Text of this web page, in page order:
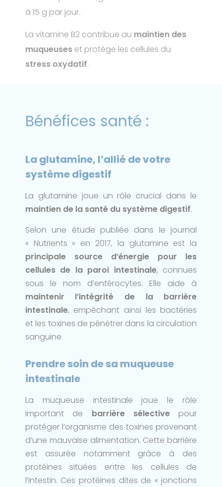
à 15 g par jour.
La vitamine B2 contribue au maintien des
muqueuseset protège les cellules du
stress oxydatif.
Bénéfices santé :
La glutamine, l’allié de votre
système digestif
La glutamine joue un rôle crucial dans le
maintien de la santé du système digestif.
Selon une étude publiée dans le journal
« Nutrients » en 2017, la glutamine est la
principale source d’énergie pour les
cellules de la paroi intestinale, connues
sous le nom d’entérocytes. Elle aide à
maintenir l’intégrité de la barrière
intestinale, empêchant ainsi les bactéries
et les toxines de pénétrer dans la circulation
sanguine.
Prendre soin de sa muqueuse
intestinale
La muqueuse intestinale joue le rôle
important de barrière sélectivepour
protéger l’organisme des toxines provenant
d’une mauvaise alimentation. Cette barrière
est assurée notamment grâce à des
protéines situées entre les cellules de
l’intestin. Ces protéines dites de « jonctions